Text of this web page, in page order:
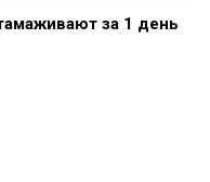
за 1 день